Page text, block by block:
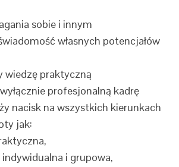
sobie i innym
własnych potencjałów
wiedzę praktyczną
profesjonalną kadrę
nacisk na wszystkich kierunkach
jak:
i grupowa,